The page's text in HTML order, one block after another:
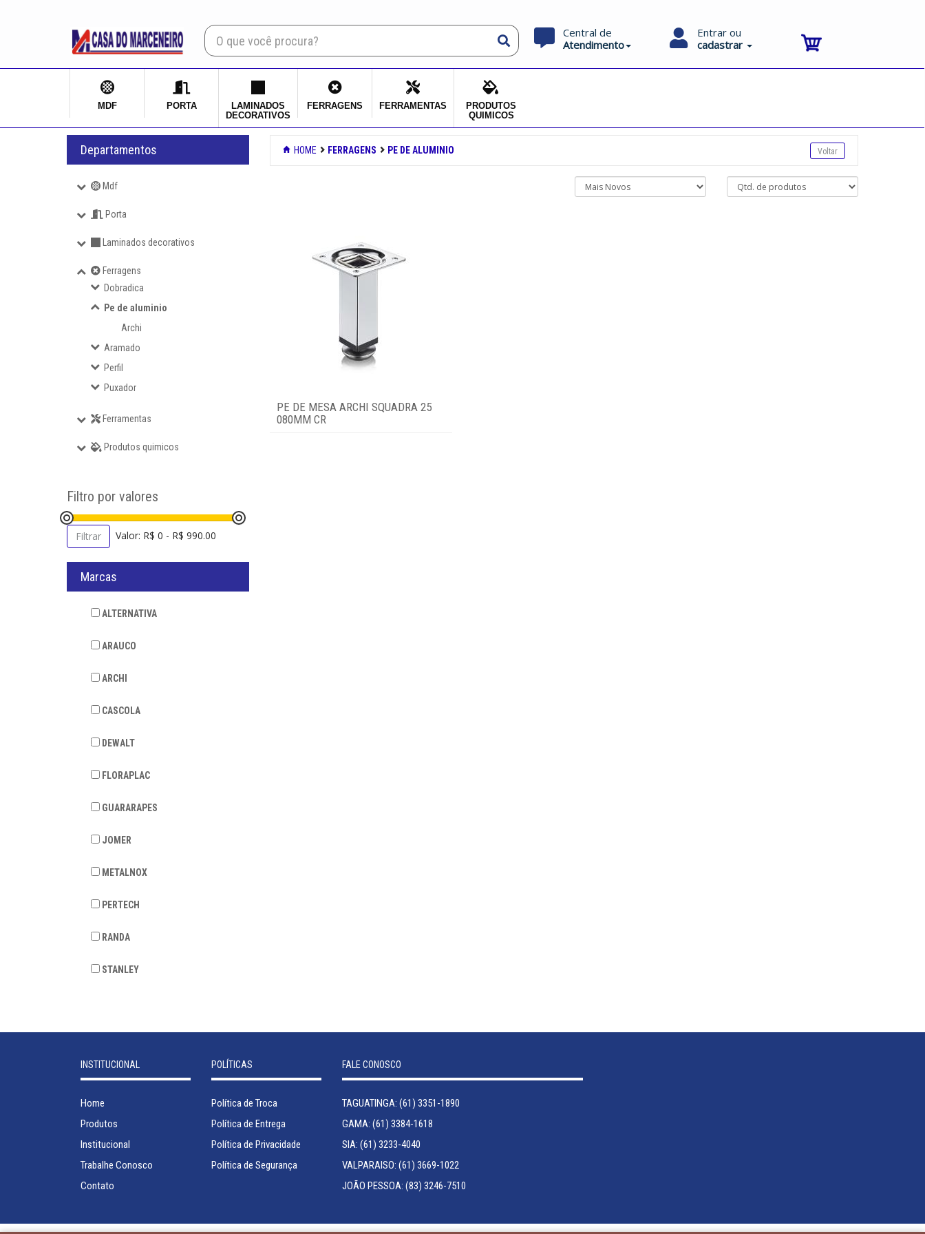
Central de
Atendimento
Entrar ou
cadastrar
Laminados decorativos
Dobradica
Pe de aluminio
Aramado
Ferramentas
Produtos quimicos
MDF PORTA
LAMINADOS
DECORATIVOS
FERRAGENS FERRAMENTAS
PRODUTOS
QUIMICOS
Departamentos
Mdf
Porta
Laminados decorativos
Ferragens
Dobradica
Pe de aluminio
Archi
Aramado
Perfil
Puxador
Ferramentas
Produtos quimicos
Filtro por valores
Filtrar Valor: R$ 0 - R$ 990.00
Marcas
ALTERNATIVA
ARAUCO
ARCHI
CASCOLA
DEWALT
FLORAPLAC
GUARARAPES
JOMER
METALNOX
PERTECH
RANDA
STANLEY
HOME FERRAGENS PE DE ALUMINIO
PE DE MESA ARCHI SQUADRA 25
080MM CR
INSTITUCIONAL
Home
Produtos
Institucional
Trabalhe Conosco
Contato
POLÍTICAS
Política de Troca
Política de Entrega
Política de Privacidade
Política de Segurança
FALE CONOSCO
TAGUATINGA: (61) 3351-1890
GAMA: (61) 3384-1618
SIA: (61) 3233-4040
VALPARAISO: (61) 3669-1022
JOÃO PESSOA: (83) 3246-7510